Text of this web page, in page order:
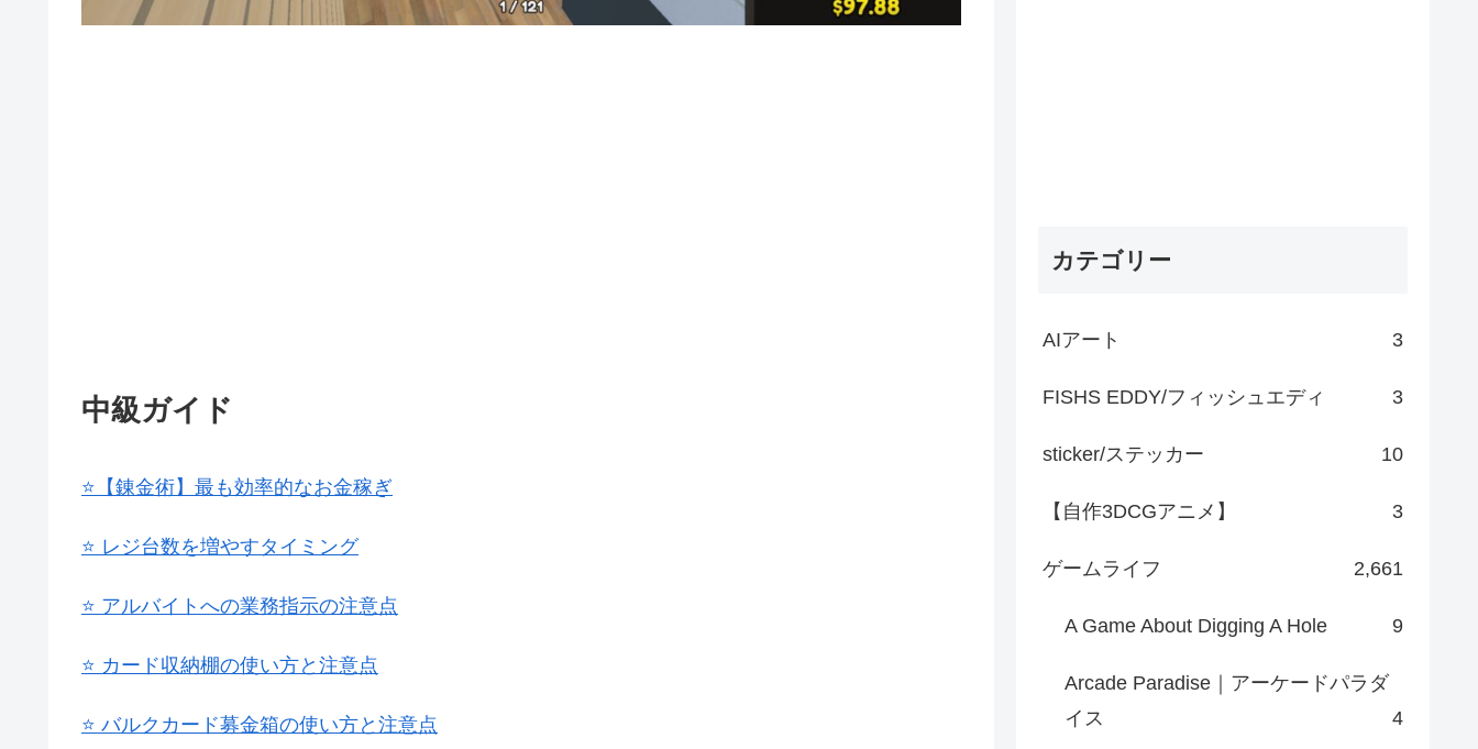
中級ガイド
⭐【錬金術】最も効率的なお金稼ぎ
⭐ レジ台数を増やすタイミング
⭐ アルバイトへの業務指示の注意点
⭐ カード収納棚の使い方と注意点
⭐ バルクカード募金箱の使い方と注意点
カテゴリー
AIアート 3
FISHS EDDY/フィッシュエディ 3
sticker/ステッカー 10
【自作3DCGアニメ】 3
ゲームライフ 2,661
A Game About Digging A Hole 9
Arcade Paradise｜アーケードパラダ
イス
4